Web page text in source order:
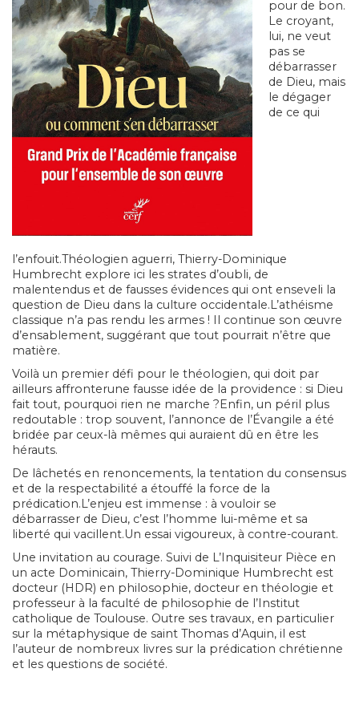
pour de bon.
Le croyant,
lui, ne veut
pas se
débarrasser
de Dieu, mais
le dégager
de ce qui
l’enfouit.Théologien aguerri, Thierry-Dominique
Humbrecht explore ici les strates d’oubli, de
malentendus et de fausses évidences qui ont enseveli la
question de Dieu dans la culture occidentale.L’athéisme
classique n’a pas rendu les armes ! Il continue son œuvre
d’ensablement, suggérant que tout pourrait n’être que
matière.
Voilà un premier défi pour le théologien, qui doit par
ailleurs affronterune fausse idée de la providence : si Dieu
fait tout, pourquoi rien ne marche ?Enfin, un péril plus
redoutable : trop souvent, l’annonce de l’Évangile a été
bridée par ceux-là mêmes qui auraient dû en être les
hérauts.
De lâchetés en renoncements, la tentation du consensus
et de la respectabilité a étouffé la force de la
prédication.L’enjeu est immense : à vouloir se
débarrasser de Dieu, c’est l’homme lui-même et sa
liberté qui vacillent.Un essai vigoureux, à contre-courant.
Une invitation au courage. Suivi de L’Inquisiteur Pièce en
un acte Dominicain, Thierry-Dominique Humbrecht est
docteur (HDR) en philosophie, docteur en théologie et
professeur à la faculté de philosophie de l’Institut
catholique de Toulouse. Outre ses travaux, en particulier
sur la métaphysique de saint Thomas d’Aquin, il est
l’auteur de nombreux livres sur la prédication chrétienne
et les questions de société.